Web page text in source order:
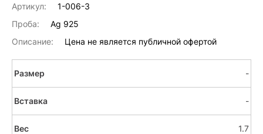
Артикул:
1-006-3
Проба:
Ag 925
Описание:
Цена не является публичной офертой
-
-
1.7